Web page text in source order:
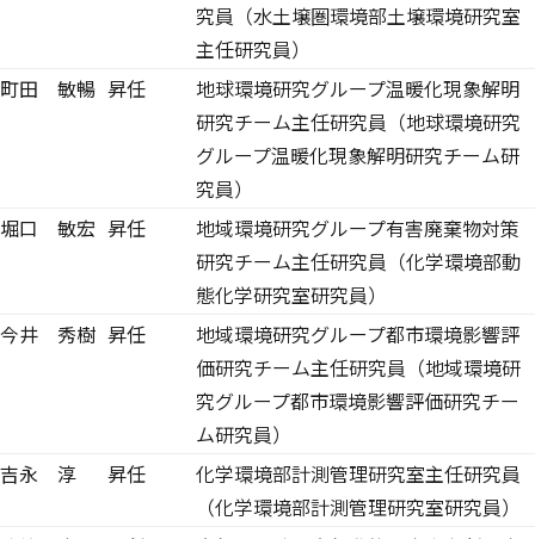
究員（水土壌圏環境部土壌環境研究室
主任研究員）
町田 敏暢 昇任
地球環境研究グループ温暖化現象解明
研究チーム主任研究員（地球環境研究
グループ温暖化現象解明研究チーム研
究員）
堀口 敏宏 昇任
地域環境研究グループ有害廃棄物対策
研究チーム主任研究員（化学環境部動
態化学研究室研究員）
今井 秀樹 昇任
地域環境研究グループ都市環境影響評
価研究チーム主任研究員（地域環境研
究グループ都市環境影響評価研究チー
ム研究員）
吉永 淳
昇任
化学環境部計測管理研究室主任研究員
（化学環境部計測管理研究室研究員）